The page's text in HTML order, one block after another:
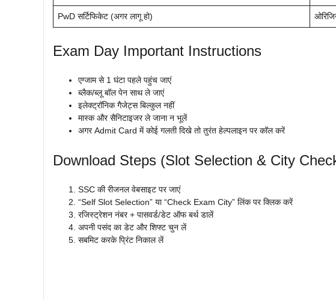
PwD सर्टिफिकेट (अगर लागू हो)
Exam Day Important Instructions
एग्जाम से 1 घंटा पहले पहुंच जाएं
ब्लैक/ब्लू बॉल पेन साथ ले जाएं
इलेक्ट्रॉनिक गैजेट्स बिल्कुल नहीं
मास्क और सैनिटाइजर ले जाना न भूलें
अगर Admit Card में कोई गलती दिखे तो तुरंत हेल्पलाइन पर कॉल करें
Download Steps (Slot Selection & City
SSC की रीजनल वेबसाइट पर जाएं
“Self Slot Selection” या “Check Exam City” लिंक पर क्लिक करें
रजिस्ट्रेशन नंबर + पासवर्ड/डेट ऑफ बर्थ डालें
अपनी पसंद का डेट और शिफ्ट चुन लें
सबमिट करके प्रिंट निकाल लें